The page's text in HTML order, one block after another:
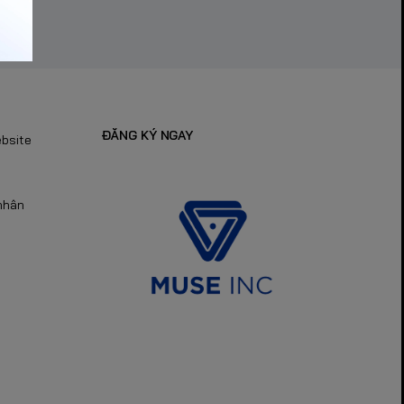
ĐĂNG KÝ NGAY